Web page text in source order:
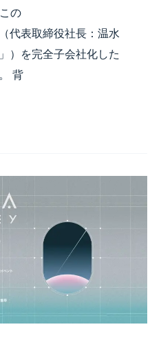
の​
代表取締役社長：温水
）を​完全子​会社化した​
背
ター入居企業関連ブースに​